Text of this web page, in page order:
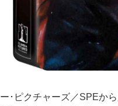
･ピクチャーズ／SPEか